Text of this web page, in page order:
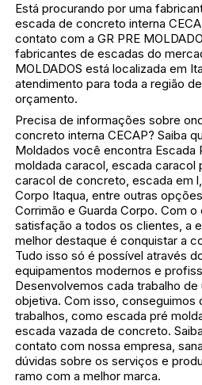
Está procurando por uma
escada de concreto interna
contato com a GR PRE
fabricantes de escadas do
MOLDADOS está localizada em
atendimento para toda a região
orçamento.
Precisa de informações sobre
concreto interna CECAP? Saiba
Moldados você encontra Escada
moldada caracol, escada caracol
caracol de concreto, escada em
Corpo Itaqua, entre outras
Corrimão e Guarda Corpo. Com
satisfação a todos os clientes, a
melhor destaque é conquistar a
Tudo isso só é possível através
equipamentos modernos e
Desenvolvemos cada trabalho
objetiva. Com isso, conseguimos
trabalhos, como escada pré
escada vazada de concreto.
contato com nossa empresa,
dúvidas sobre os serviços e
ramo com a melhor marca.